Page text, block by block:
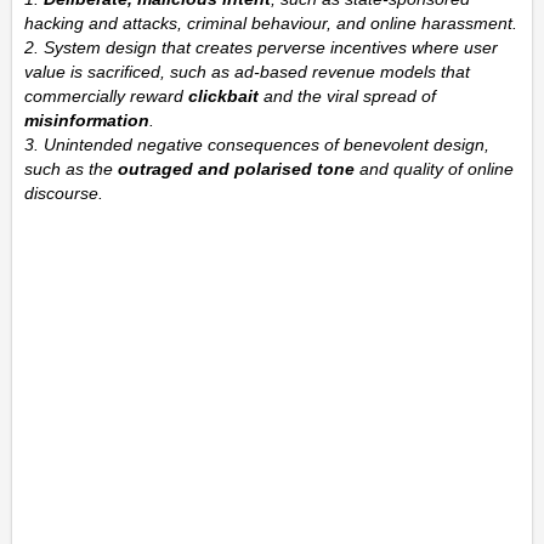
hacking and attacks, criminal behaviour, and online harassment.
2. System design that creates perverse incentives where user
value is sacrificed, such as ad-based revenue models that
commercially reward clickbait and the viral spread of
misinformation
3. Unintended negative consequences of benevolent design,
such as the outraged and polarised tone and quality of online
discourse.